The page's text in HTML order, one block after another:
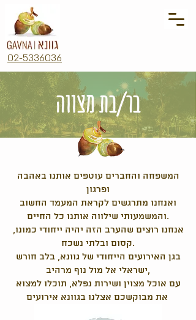
02-5336036
בר/בת מצווה
המשפחה והחברים עוטפים אותנו באהבה
ופרגון
ואנחנו מתרגשים לקראת המעמד החשוב
והמשמעותי שילווה אותנו כל החיים.
אנחנו רוצים שהערב הזה יהיה ייחודי כמונו,
קסום ובלתי נשכח.
בגן האירועים הייחודי של גוונא, בלב חורש
ישראלי אל מול נוף מרהיב,
עם אוכל מצוין ושירות נפלא, תוכלו למצוא